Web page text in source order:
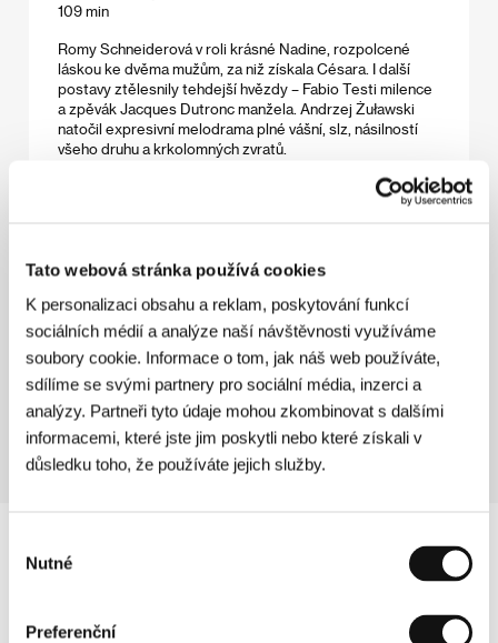
Tato webová stránka používá cookies
K personalizaci obsahu a reklam, poskytování funkcí
sociálních médií a analýze naší návštěvnosti využíváme
soubory cookie. Informace o tom, jak náš web používáte,
sdílíme se svými partnery pro sociální média, inzerci a
analýzy. Partneři tyto údaje mohou zkombinovat s dalšími
informacemi, které jste jim poskytli nebo které získali v
důsledku toho, že používáte jejich služby.
souhlasu
Nutné
Preferenční
109 min
Romy Schneiderová v roli krásné Nadine, rozpolcené
láskou ke dvěma mužům, za niž získala Césara. I další
postavy ztělesnily tehdejší hvězdy – Fabio Testi milence
a zpěvák Jacques Dutronc manžela. Andrzej Żuławski
natočil expresivní melodrama plné vášní, slz, násilností
všeho druhu a krkolomných zvratů.
Režie: Denis Côté / Kanada, 2005, 91 min
Christianovi je přes třicet a jeho osamělý život je svázán
s matkou, která dlouhodobě leží v kómatu v montrealské
nemocnici. Je to spíše akt zoufalství než sobectví, že ji
Christian jednoho dne odpojí od přístrojů a pak na
dalekém severu Kanady nesměle zkouší začít novou
existenci.